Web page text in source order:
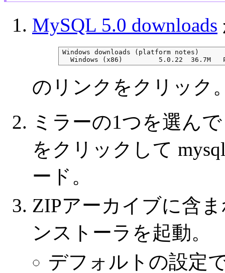
MySQL 5.0 downloads
Windows downloads (platform notes)
のリンクをクリック
ミラーの1つを選ん
をクリックして
ード。
ZIPアーカイブに含
ンストーラを起動。
デフォルトの設定